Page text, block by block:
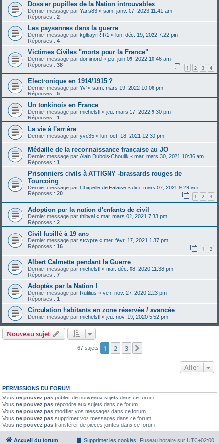
Dossier pupilles de la Nation introuvables
Dernier message par Yans83 « sam. janv. 07, 2023 11:41 am
Réponses : 2
Les paysannes dans la guerre
Dernier message par kglbayrRIR2 « lun. déc. 19, 2022 7:22 pm
Réponses : 4
Victimes Civiles "morts pour la France"
Dernier message par dominord « jeu. juin 09, 2022 10:46 am
Réponses : 38 1 2 3 4
Electronique en 1914/1915 ?
Dernier message par Yv' « sam. mars 19, 2022 10:06 pm
Réponses : 5
Un tonkinois en France
Dernier message par michelstl « jeu. mars 17, 2022 9:30 pm
Réponses : 1
La vie à l'arrière
Dernier message par yvo35 « lun. oct. 18, 2021 12:30 pm
Médaille de la reconnaissance française au JO
Dernier message par Alain Dubois-Choulik « mar. mars 30, 2021 10:36 am
Réponses : 1
Prisonniers civils à ATTIGNY -brassards rouges de
Tourcoing
Dernier message par Chapelle de Falaise « dim. mars 07, 2021 9:29 am
Réponses : 20 1 2 3
Adoption par la nation d'enfants de civil
Dernier message par thibval « mar. mars 02, 2021 7:33 pm
Réponses : 2
Civil fusillé à 19 ans
Dernier message par stcypre « mer. févr. 17, 2021 1:37 pm
Réponses : 16 1 2
Albert Calmette pendant la Guerre
Dernier message par michelstl « mar. déc. 08, 2020 11:38 pm
Réponses : 7
Adoptés par la Nation !
Dernier message par Rutilius « ven. nov. 27, 2020 2:23 pm
Réponses : 1
Circulation habitants en zone réservée / avancée
Dernier message par michelstl « jeu. nov. 19, 2020 5:52 pm
Nouveau sujet
67 sujets 1 2 3
Aller
PERMISSIONS DU FORUM
Vous ne pouvez pas publier de nouveaux sujets dans ce forum
Vous ne pouvez pas répondre aux sujets dans ce forum
Vous ne pouvez pas modifier vos messages dans ce forum
Vous ne pouvez pas supprimer vos messages dans ce forum
Vous ne pouvez pas transférer de pièces jointes dans ce forum
Accueil du forum Fuseau horaire sur UTC+02:00
Supprimer les cookies